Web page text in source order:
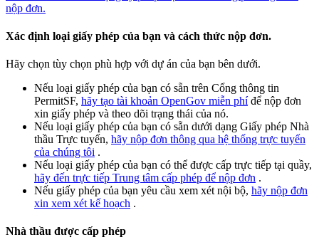
nộp đơn.
Xác định loại giấy phép của bạn và cách thức nộp đơn.
Hãy chọn tùy chọn phù hợp với dự án của bạn bên dưới.
Nếu loại giấy phép của bạn có sẵn trên Cổng thông tin
PermitSF, hãy tạo tài khoản OpenGov miễn phíđể nộp đơn
xin giấy phép và theo dõi trạng thái của nó.
Nếu loại giấy phép của bạn có sẵn dưới dạng Giấy phép Nhà
thầu Trực tuyến, hãy nộp đơn thông qua hệ thống trực tuyến
của chúng tôi .
Nếu loại giấy phép của bạn có thể được cấp trực tiếp tại quầy,
hãy đến trực tiếp Trung tâm cấp phép để nộp đơn .
Nếu giấy phép của bạn yêu cầu xem xét nội bộ, hãy nộp đơn
xin xem xét kế hoạch .
Nhà thầu được cấp phép